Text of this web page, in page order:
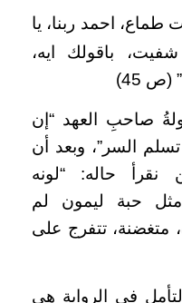
طماع، احمد ربنا، يا
باقولك ايه،
45)
صاحبِ العهد “إن
تسلم السر”، وبعد أن
نقرأ حاله: “لونه
حبة ليمون لم
متغضنة، تتفرج على
في الرواية هي